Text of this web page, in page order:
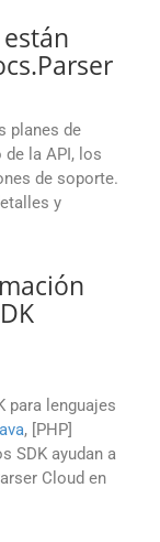
planes de
la API, los
de soporte.
y
para lenguajes
, [PHP]
SDK ayudan a
Cloud en